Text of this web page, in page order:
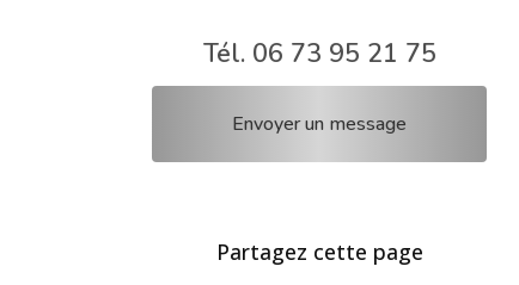
Tél. 06 73 95 21 75
Envoyer un message
Partagez cette page